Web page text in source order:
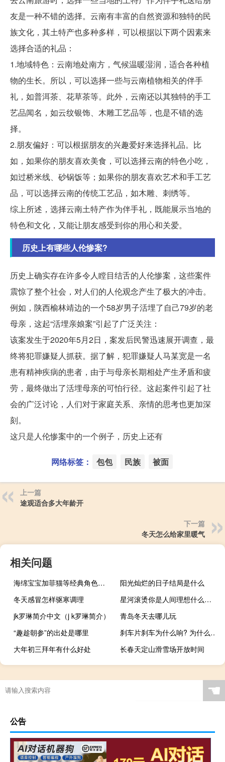
友是一种不错的选择。云南有丰富的自然资源和独特的民
族文化，其土特产也多种多样，可以根据以下两个因素来
选择合适的礼品：
1.地域特色：云南地处南方，气候温暖湿润，适合各种植
物的生长。所以，可以选择一些与云南植物相关的伴手
礼，如普洱茶、花草茶等。此外，云南还以其独特的手工
艺品闻名，如云纹银饰、木雕工艺品等，也是不错的选
择。
2.朋友偏好：可以根据朋友的兴趣爱好来选择礼品。比
如，如果你的朋友喜欢美食，可以选择云南的特色小吃，
如过桥米线、砂锅饭等；如果你的朋友喜欢艺术和手工艺
品，可以选择云南的传统工艺品，如木雕、刺绣等。
综上所述，选择云南土特产作为伴手礼，既能展示当地的
特色和文化，又能让朋友感受到你的用心和关爱。
历史上有哪些人伦惨案?
历史上确实存在许多令人瞠目结舌的人伦惨案，这些案件
震惊了整个社会，对人们的人伦观念产生了极大的冲击。
例如，陕西榆林靖边的一个58岁男子活埋了自己79岁的老
母亲，这起“活埋亲娘案”引起了广泛关注：
该案发生于2020年5月2日，案发后民警迅速展开调查，最
终将犯罪嫌疑人抓获。据了解，犯罪嫌疑人马某宽是一名
患有精神疾病的患者，由于与母亲长期相处产生矛盾和疲
劳，最终做出了活埋母亲的可怕行径。这起案件引起了社
会的广泛讨论，人们对于家庭关系、亲情的思考也更加深
刻。
这只是人伦惨案中的一个例子，历史上还有
网络标签： 包包 民族 被面
上一篇
途观适合多大年龄开
下一篇
冬天怎么给家里暖气
相关问题
海绵宝宝加菲猫等经典角色出场游戏《尼克儿童频道全明星大乱斗 2》宣布 11 月 3 日发售 到底什么情况嘞
阳光灿烂的日子结局是什么
冬天感冒怎样驱寒调理
星河滚烫你是人间理想什么意思
jk罗琳简介中文（j k罗琳简介）
青岛冬天去哪儿玩
“趣趁朝参”的出处是哪里
刹车片刹车为什么响? 为什么起车刹车片响声
大年初三拜年有什么好处
长春天定山滑雪场开放时间
☚
公告